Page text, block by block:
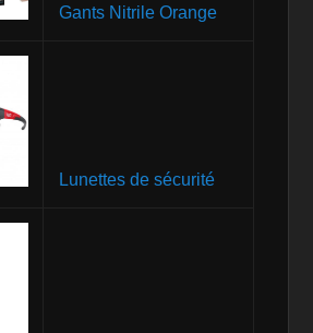
Gants Nitrile Orange
Lunettes de sécurité